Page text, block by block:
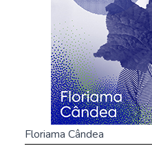
Floriama Cândea